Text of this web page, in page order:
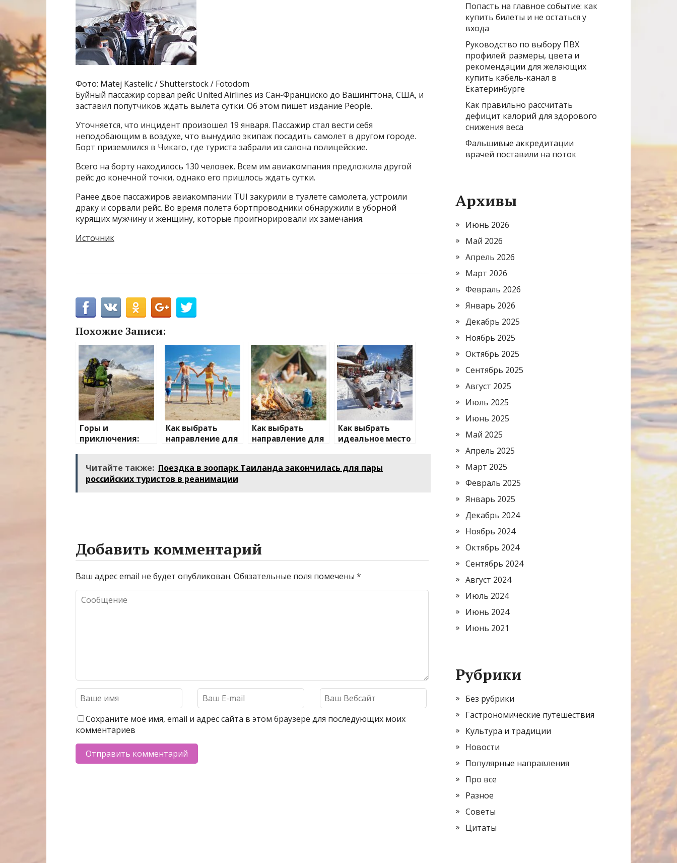
Фото: Matej Kastelic / Shutterstock / Fotodom
Буйный пассажир сорвал рейс United Airlines из Сан-Франциско до Вашингтона, США, и
заставил попутчиков ждать вылета сутки. Об этом пишет издание People.
Уточняется, что инцидент произошел 19 января. Пассажир стал вести себя
неподобающим в воздухе, что вынудило экипаж посадить самолет в другом городе.
Борт приземлился в Чикаго, где туриста забрали из салона полицейские.
Всего на борту находилось 130 человек. Всем им авиакомпания предложила другой
рейс до конечной точки, однако его пришлось ждать сутки.
Ранее двое пассажиров авиакомпании TUI закурили в туалете самолета, устроили
драку и сорвали рейс. Во время полета бортпроводники обнаружили в уборной
курящих мужчину и женщину, которые проигнорировали их замечания.
Источник
Похожие Записи:
Горы и
приключения:
активного
отдыха
Как выбрать
направление для
Как выбрать
направление для
Как выбрать
идеальное место
Читайте также: Поездка в зоопарк Таиланда закончилась для пары
российских туристов в реанимации
Добавить комментарий
Ваш адрес email не будет опубликован. Обязательные поля помечены *
Сохраните моё имя, email и адрес сайта в этом браузере для последующих моих
комментариев
Попасть на главное событие: как
купить билеты и не остаться у
входа
Руководство по выбору ПВХ
профилей: размеры, цвета и
рекомендации для желающих
купить кабель-канал в
Екатеринбурге
Как правильно рассчитать
дефицит калорий для здорового
снижения веса
Фальшивые аккредитации
врачей поставили на поток
Архивы
Июнь 2026
Май 2026
Апрель 2026
Март 2026
Февраль 2026
Январь 2026
Декабрь 2025
Ноябрь 2025
Октябрь 2025
Сентябрь 2025
Август 2025
Июль 2025
Июнь 2025
Май 2025
Апрель 2025
Март 2025
Февраль 2025
Январь 2025
Декабрь 2024
Ноябрь 2024
Октябрь 2024
Сентябрь 2024
Август 2024
Июль 2024
Июнь 2024
Июнь 2021
Рубрики
Без рубрики
Гастрономические путешествия
Культура и традиции
Новости
Популярные направления
Про все
Разное
Советы
Цитаты